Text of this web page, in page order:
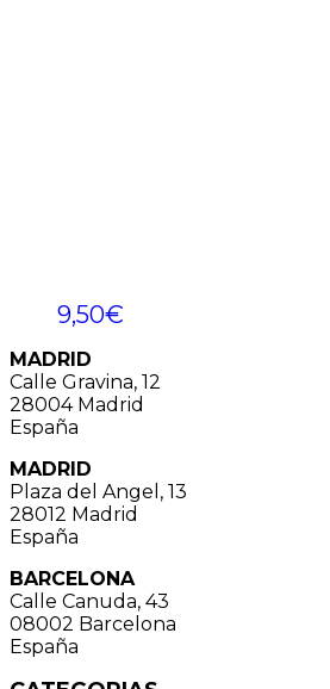
9,50€
MADRID
Calle Gravina, 12
28004 Madrid
España
MADRID
Plaza del Angel, 13
28012 Madrid
España
BARCELONA
Calle Canuda, 43
08002 Barcelona
España